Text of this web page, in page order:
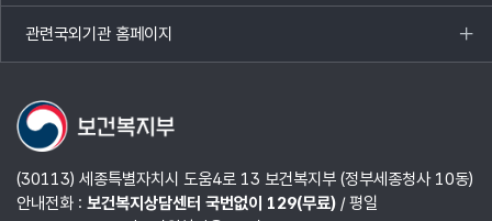
열기
관련국외기관 홈페이지
목록
열기
(30113) 세종특별자치시 도움4로 13 보건복지부 (정부세종청사 10동)
안내전화 : 보건복지상담센터 국번없이 129(무료)/ 평일